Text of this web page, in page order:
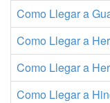
Como Llegar a
Como Llegar a
Como Llegar a
Como Llegar a